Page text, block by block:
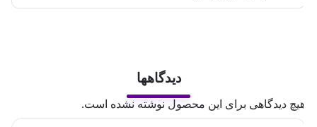
دیدگاهها
دیدگاهی برای این محصول نوشته نشده است.